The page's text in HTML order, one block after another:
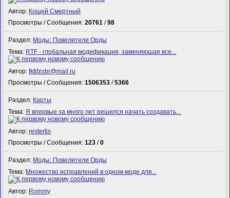
Автор: Кощей Смертный
Просмотры / Сообщения:20761 /98
Раздел: Моды: Повелители Орды
Тема: RTF - глобальная модификация, заменяющая все...
Автор:fktifzobr@mail.ru
Просмотры / Сообщения:1506353 /5366
Раздел: Карты
Тема: Я впервые за много лет решился начать создавать...
Автор:restertis
Просмотры / Сообщения:123 /0
Раздел: Моды: Повелители Орды
Тема: Множество исправлений в одном моде для...
Автор: Rommy